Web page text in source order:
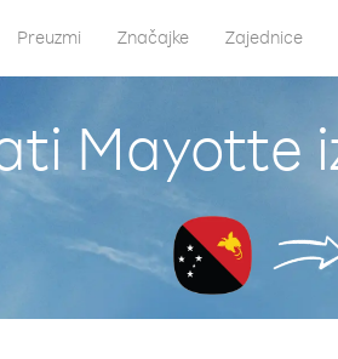
Preuzmi Značajke Zajednice
Mayotte